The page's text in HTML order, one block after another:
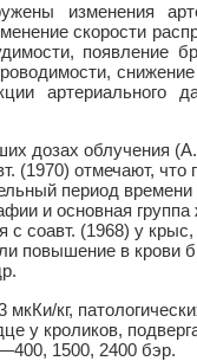
изменения
скорости
появление
артериального
дозах облучения
(1970) отмечают, что
период
и основная
соавт. (1968) у
повышение в крови
кг,
у кроликов,
1500, 2400 бэр.